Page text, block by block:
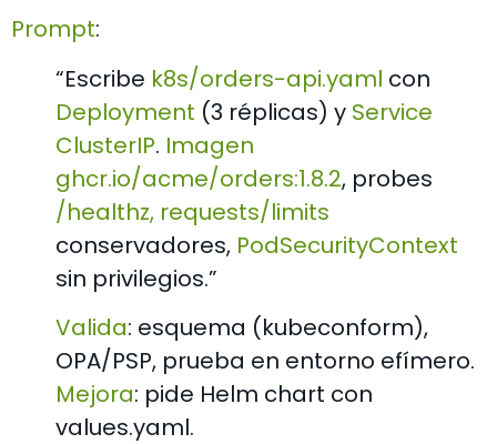
Prompt:
“Escribe k8s/orders-api.yaml con
Deployment (3 réplicas) y Service
ClusterIP. Imagen
ghcr.io/acme/orders:1.8.2, probes
/healthz, requests/limits
conservadores, PodSecurityContext
sin privilegios.”
Valida: esquema (kubeconform),
OPA/PSP, prueba en entorno efímero.
Mejora: pide Helm chart con
values.yaml.